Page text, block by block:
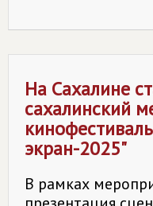
На Сахалине
сахалинский
экран-2025"
В рамках